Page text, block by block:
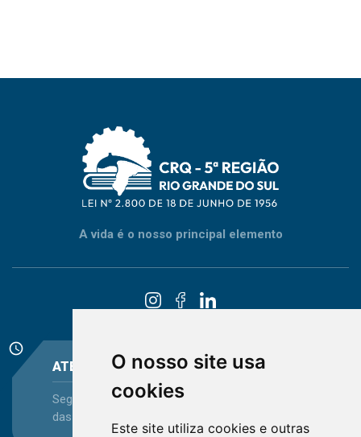
O nosso site usa
cookies
Este site utiliza cookies e outras
A vida é o nosso principal elemento
schedule
ATENDIMENTO
Segunda-feira a Sexta-feira - das 08:30 às 12:15 e
das 13:30 às 16:45